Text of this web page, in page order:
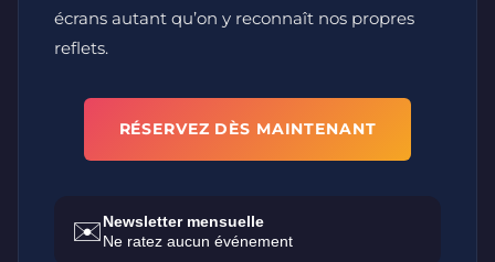
écrans autant qu’on y reconnaît nos propres
reflets.
RÉSERVEZ DÈS MAINTENANT
✉️Newsletter mensuelle
Ne ratez aucun événement